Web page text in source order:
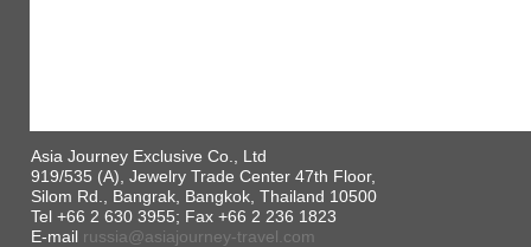
Asia Journey Exclusive Co., Ltd
919/535 (A), Jewelry Trade Center 47th Floor,
Silom Rd., Bangrak, Bangkok, Thailand 10500
Tel +66 2 630 3955; Fax +66 2 236 1823
E-mail russia@asiajourney-travel.com